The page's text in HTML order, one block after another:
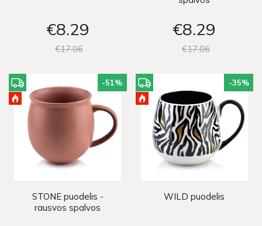
€8 29
€1706
€8 29
€1706
-51%
STONE puodelis -
rausvos spalvos
-35%
WILD puodelis